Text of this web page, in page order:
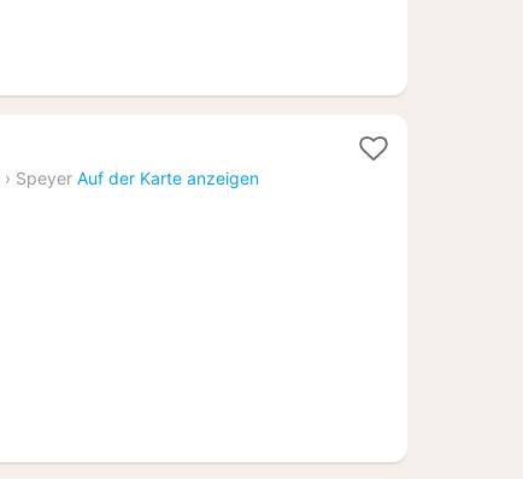
› Speyer Auf der Karte anzeigen